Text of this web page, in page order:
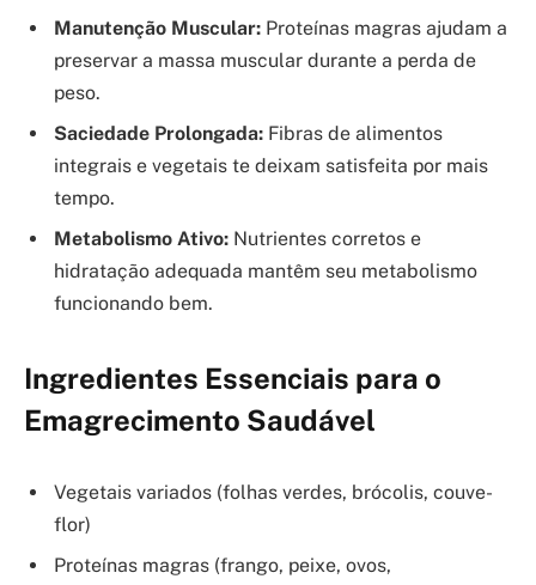
Manutenção Muscular: Proteínas magras ajudam a
preservar a massa muscular durante a perda de
peso.
Saciedade Prolongada: Fibras de alimentos
integrais e vegetais te deixam satisfeita por mais
tempo.
Metabolismo Ativo: Nutrientes corretos e
hidratação adequada mantêm seu metabolismo
funcionando bem.
Ingredientes Essenciais para o
Emagrecimento Saudável
Vegetais variados (folhas verdes, brócolis, couve-
flor)
Proteínas magras (frango, peixe, ovos,